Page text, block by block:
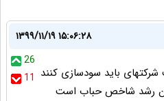
۱۳۹۹/۱۱/۱۹ ۱۵:۰۶:۲۸
26
11 شرکتهای باید سودسازی کنند
رشد شاخص حباب است